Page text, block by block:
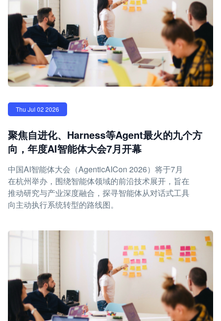
Thu Jul 02 2026
聚焦自进化、Harness等Agent最火的九个方
向，年度AI智能体大会7月开幕
中国AI智能体大会（AgenticAICon 2026）将于7月
在杭州举办，围绕智能体领域的前沿技术展开，旨在
推动研究与产业深度融合，探寻智能体从对话式工具
向主动执行系统转型的路线图。